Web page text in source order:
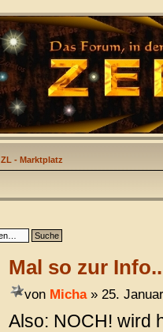
ZL - Marktplatz
Mal so zur Info..
von Micha» 25.
Also: NOCH! wird